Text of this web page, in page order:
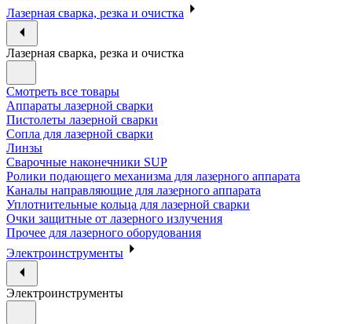
Лазерная сварка, резка и очистка
Лазерная сварка, резка и очистка
Смотреть все товары
Аппараты лазерной сварки
Пистолеты лазерной сварки
Сопла для лазерной сварки
Линзы
Сварочные наконечники SUP
Ролики подающего механизма для лазерного аппарата
Каналы направляющие для лазерного аппарата
Уплотнительные кольца для лазерной сварки
Очки защитные от лазерного излучения
Прочее для лазерного оборудования
Электроинструменты
Электроинструменты